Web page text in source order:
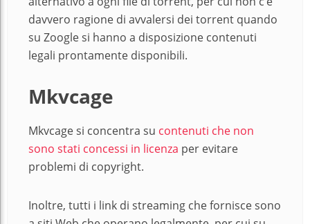
davvero ragione di avvalersi dei torrent quando
su Zoogle si hanno a disposizione contenuti
legali prontamente disponibili.
Mkvcage
Mkvcage si concentra su contenuti che non
sono stati concessi in licenza per evitare
problemi di copyright.
Inoltre, tutti i link di streaming che fornisce sono